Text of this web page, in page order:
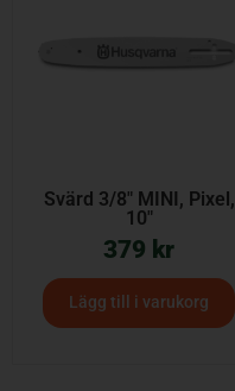
Svärd 3/8″ MINI, Pixel,
10″
379 kr
Lägg till i varukorg